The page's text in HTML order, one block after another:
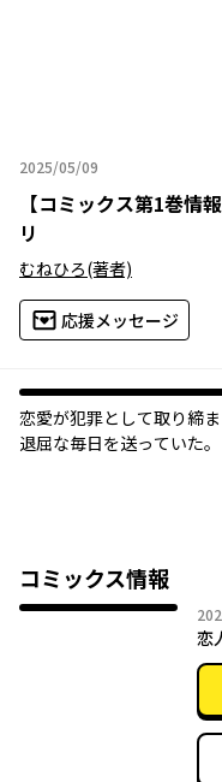
2025/05/09
2025年05月09日
【コミックス第1巻情報
リ
むねひろ(著者)
応援メッセージ
恋愛が犯罪として取り締
退屈な毎日を送っていた
コミックス情報
恋